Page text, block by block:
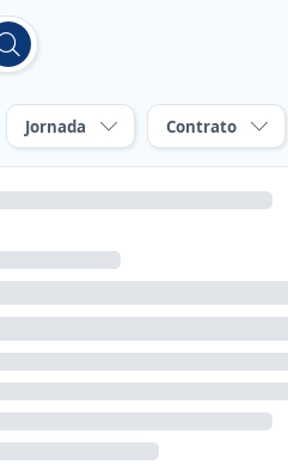
Jornada Contrato